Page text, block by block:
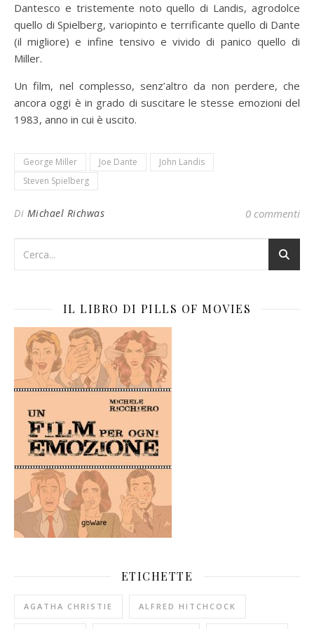
Dantesco e tristemente noto quello di Landis, agrodolce
quello di Spielberg, variopinto e terrificante quello di Dante
(il migliore) e infine tensivo e vivido di panico quello di
Miller.
Un film, nel complesso, senz’altro da non perdere, che
ancora oggi è in grado di suscitare le stesse emozioni del
1983, anno in cui è uscito.
George Miller Joe Dante
John Landis
Steven Spielberg
Di Michael Richwas 0 commenti
IL LIBRO DI PILLS OF MOVIES
ETICHETTE
AGATHA CHRISTIE ALFRED HITCHCOCK